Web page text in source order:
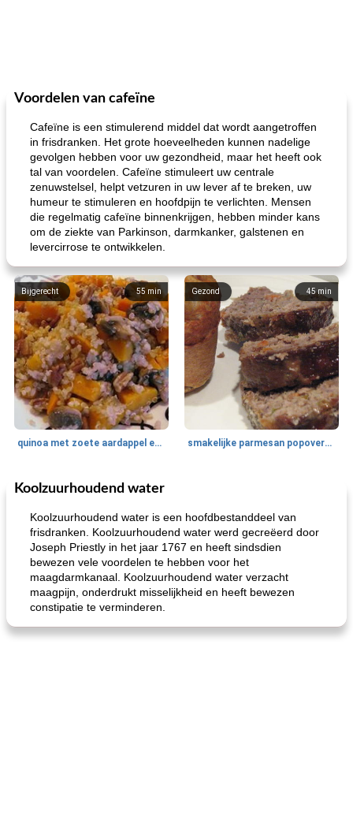
Voordelen van cafeïne
Cafeïne is een stimulerend middel dat wordt aangetroffen
in frisdranken. Het grote hoeveelheden kunnen nadelige
gevolgen hebben voor uw gezondheid, maar het heeft ook
tal van voordelen. Cafeïne stimuleert uw centrale
zenuwstelsel, helpt vetzuren in uw lever af te breken, uw
humeur te stimuleren en hoofdpijn te verlichten. Mensen
die regelmatig cafeïne binnenkrijgen, hebben minder kans
om de ziekte van Parkinson, darmkanker, galstenen en
levercirrose te ontwikkelen.
55 min
Bijgerecht
quinoa met zoete aardappel en champignons
45min
Gezond
smakelijke parmesan popovers (gezonder!)
40min
One Dish Meal
gemakkelijke rijst en hamburger een gerecht diner oma's griessnockerlsuppe (rund- en griesmeelknoedelsoep)
Koolzuurhoudend water
Koolzuurhoudend water is een hoofdbestanddeel van
frisdranken. Koolzuurhoudend water werd gecreëerd door
Joseph Priestly in het jaar 1767 en heeft sindsdien
bewezen vele voordelen te hebben voor het
maagdarmkanaal. Koolzuurhoudend water verzacht
maagpijn, onderdrukt misselijkheid en heeft bewezen
constipatie te verminderen.